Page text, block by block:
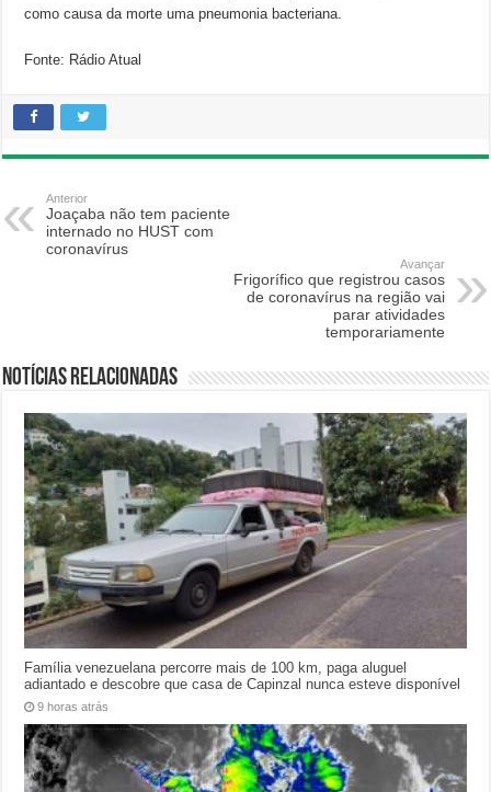
como causa da morte uma pneumonia bacteriana.
Fonte: Rádio Atual
Anterior
Joaçaba não tem paciente
internado no HUST com
coronavírus
Avançar
Frigorífico que registrou casos
de coronavírus na região vai
parar atividades
temporariamente
Notícias relacionadas
Família venezuelana percorre mais de 100 km, paga aluguel
adiantado e descobre que casa de Capinzal nunca esteve disponível
9 horas atrás